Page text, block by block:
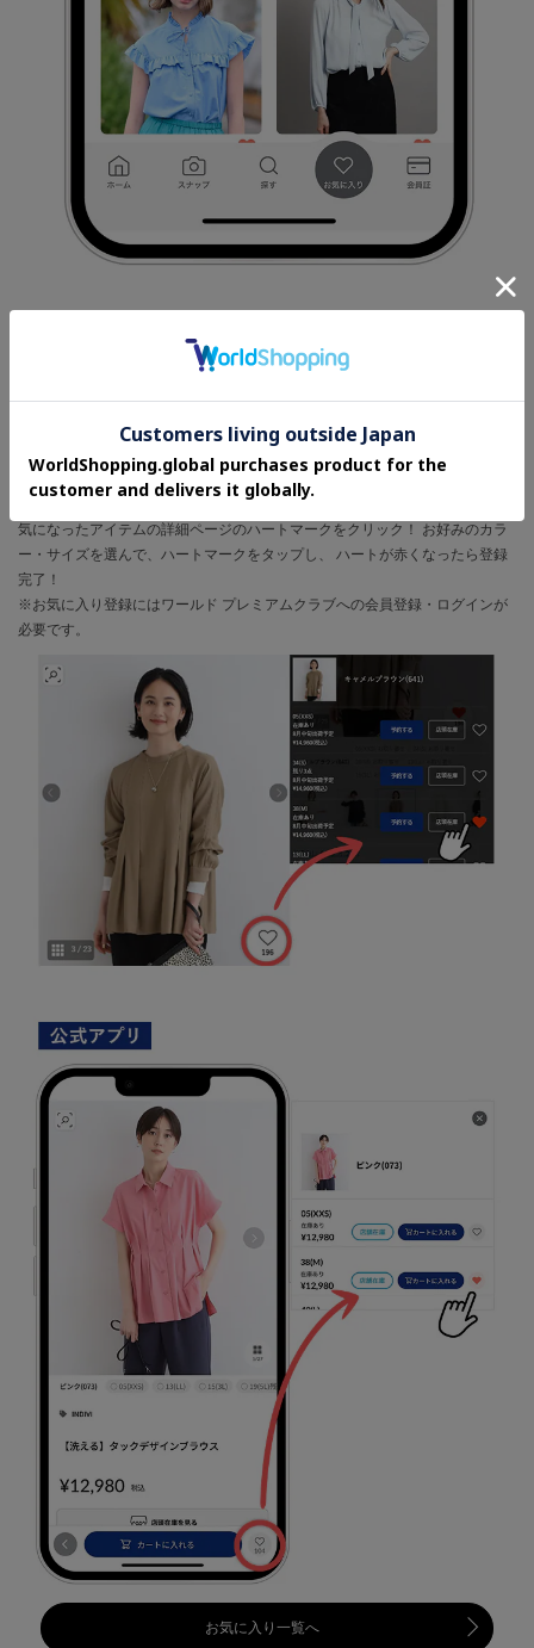
気になったアイテムの詳細ページのハートマークをクリック！ お好みのカラ
ー・サイズを選んで、ハートマークをタップし、 ハートが赤くなったら登録
完了！
※お気に入り登録にはワールド プレミアムクラブへの会員登録・ログインが
必要です。
お気に入り一覧へ